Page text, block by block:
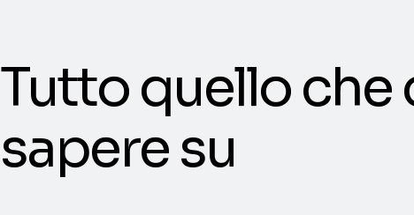
Tutto quello che
sapere su